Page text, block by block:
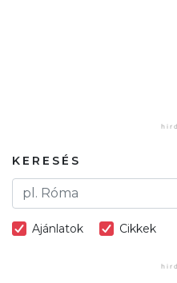
KERESÉS
Ajánlatok Cikkek